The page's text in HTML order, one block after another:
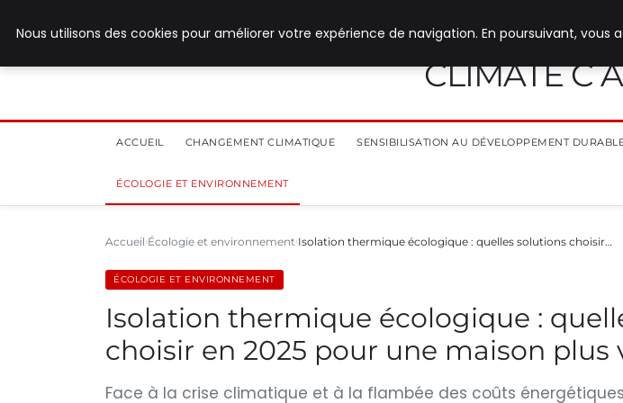
CLIMATE C
ACCUEIL CHANGEMENT CLIMATIQUE SENSIBILISATION AU DÉVELOPPEMENT
ÉCOLOGIE ET ENVIRONNEMENT
Accueil Écologie et environnement Isolation thermique écologique : quelles solutions choisir…
ÉCOLOGIE ET ENVIRONNEMENT
Isolation thermique écologique :
choisir en 2025 pour une maison plus
Face à la crise climatique et à la flambée des coûts
Nous utilisons des cookies pour améliorer votre expérience de navigation. En poursuivant,